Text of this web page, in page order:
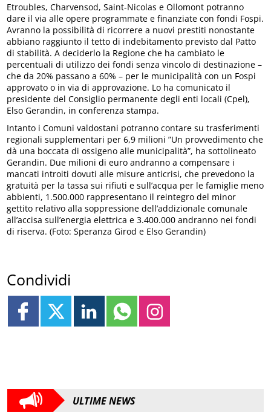
Etroubles, Charvensod, Saint-Nicolas e Ollomont potranno
dare il via alle opere programmate e finanziate con fondi Fospi.
Avranno la possibilità di ricorrere a nuovi prestiti nonostante
abbiano raggiunto il tetto di indebitamento previsto dal Patto
di stabilità. A deciderlo la Regione che ha cambiato le
percentuali di utilizzo dei fondi senza vincolo di destinazione –
che da 20% passano a 60% – per le municipalità con un Fospi
approvato o in via di approvazione. Lo ha comunicato il
presidente del Consiglio permanente degli enti locali (Cpel),
Elso Gerandin, in conferenza stampa.
Intanto i Comuni valdostani potranno contare su trasferimenti
regionali supplementari per 6,9 milioni ”Un provvedimento che
dà una boccata di ossigeno alle municipalità”, ha sottolineato
Gerandin. Due milioni di euro andranno a compensare i
mancati introiti dovuti alle misure anticrisi, che prevedono la
gratuità per la tassa sui rifiuti e sull’acqua per le famiglie meno
abbienti, 1.500.000 rappresentano il reintegro del minor
gettito relativo alla soppressione dell’addizionale comunale
all’accisa sull’energia elettrica e 3.400.000 andranno nei fondi
di riserva. (Foto: Speranza Girod e Elso Gerandin)
Condividi
ULTIME NEWS